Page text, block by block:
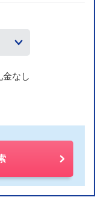
金なし